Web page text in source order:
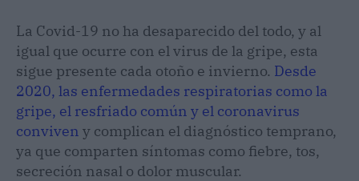
La Covid-19 no ha desaparecido del todo, y al
igual que ocurre con el virus de la gripe, esta
sigue presente cada otoño e invierno. Desde
2020, las enfermedades respiratorias como la
gripe, el resfriado común y el coronavirus
conviven y complican el diagnóstico temprano,
ya que comparten síntomas como fiebre, tos,
secreción nasal o dolor muscular.